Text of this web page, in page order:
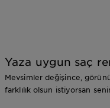
Yaza uygun saç
Mevsimler değişince,
farklılık olsun istiyorsan